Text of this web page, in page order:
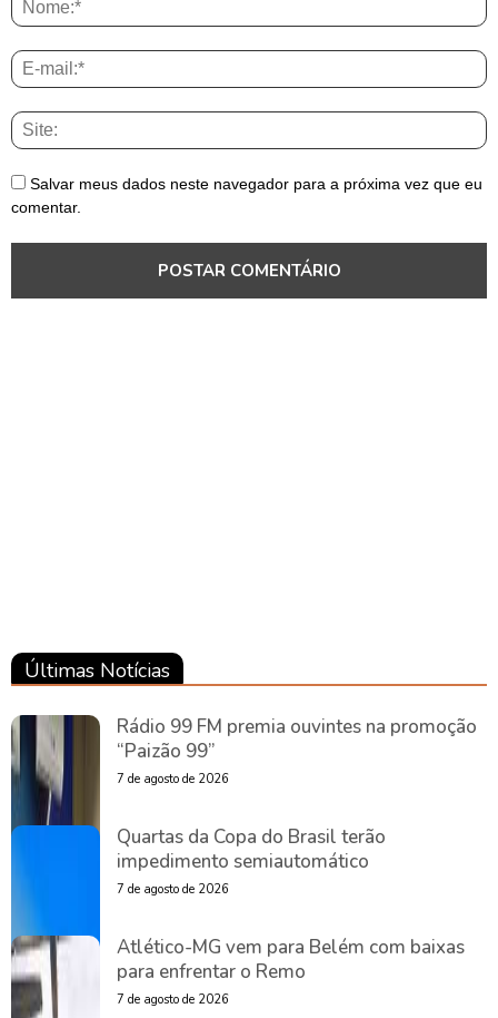
Salvar meus dados neste navegador para a próxima vez que eu
comentar.
Últimas Notícias
Rádio 99 FM premia ouvintes na promoção
“Paizão 99”
7 de agosto de 2026
Quartas da Copa do Brasil terão
impedimento semiautomático
7 de agosto de 2026
Atlético-MG vem para Belém com baixas
para enfrentar o Remo
7 de agosto de 2026